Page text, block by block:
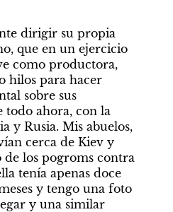
dirigir su propia
que en un ejercicio
como productora,
hilos para hacer
sobre sus
todo ahora, con la
y Rusia. Mis abuelos,
cerca de Kiev y
de los pogroms contra
tenía apenas doce
y tengo una foto
y una similar